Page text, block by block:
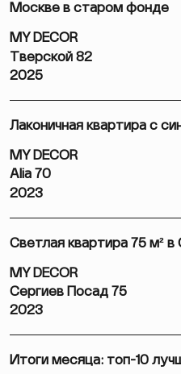
Москве в старом фонде
MY DECOR
Тверской 82
2025
Лаконичная квартира с
MY DECOR
Alia 70
2023
Светлая квартира 75 м²
MY DECOR
Сергиев Посад 75
2023
Итоги месяца: топ-10